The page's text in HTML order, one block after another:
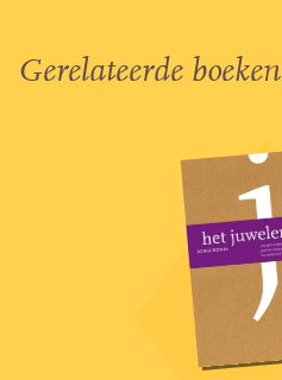
Gerelateerde boeken